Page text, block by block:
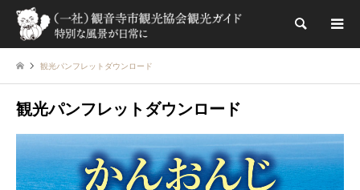
検索
観光パンフレットダウンロード
観光パンフレットダウンロード